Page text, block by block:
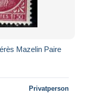
Mazelin Paire
Privatperson